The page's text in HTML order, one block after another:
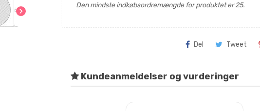
chevron_right
Den mindste indkøbsordremængde for produktet er 25.
Del Tweet
Kundeanmeldelser og vurderinger